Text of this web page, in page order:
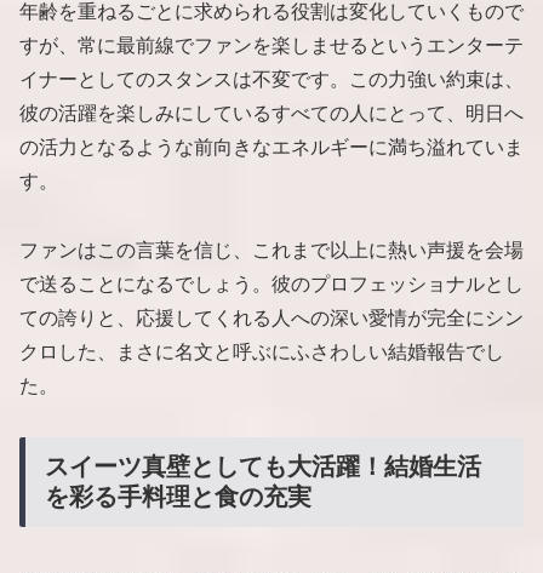
年齢を重ねるごとに求められる役割は変化していくもので
すが、常に最前線でファンを楽しませるというエンターテ
イナーとしてのスタンスは不変です。この力強い約束は、
彼の活躍を楽しみにしているすべての人にとって、明日へ
の活力となるような前向きなエネルギーに満ち溢れていま
す。
ファンはこの言葉を信じ、これまで以上に熱い声援を会場
で送ることになるでしょう。彼のプロフェッショナルとし
ての誇りと、応援してくれる人への深い愛情が完全にシン
クロした、まさに名文と呼ぶにふさわしい結婚報告でし
た。
スイーツ真壁としても大活躍！結婚生活
を彩る手料理と食の充実